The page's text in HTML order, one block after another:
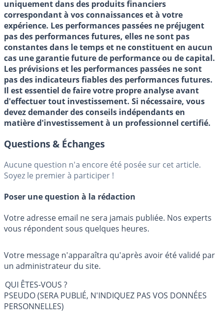
uniquement dans des produits financiers
correspondant à vos connaissances et à votre
expérience. Les performances passées ne préjugent
pas des performances futures, elles ne sont pas
constantes dans le temps et ne constituent en aucun
cas une garantie future de performance ou de capital.
Les prévisions et les performances passées ne sont
pas des indicateurs fiables des performances futures.
Il est essentiel de faire votre propre analyse avant
d'effectuer tout investissement. Si nécessaire, vous
devez demander des conseils indépendants en
matière d'investissement à un professionnel certifié.
Questions & Échanges
Aucune question n'a encore été posée sur cet article.
Soyez le premier à participer !
Poser une question à la rédaction
Votre adresse email ne sera jamais publiée. Nos experts
vous répondent sous quelques heures.
Votre message n'apparaîtra qu'après avoir été validé par
un administrateur du site.
QUI ÊTES-VOUS ?
PSEUDO (SERA PUBLIÉ, N'INDIQUEZ PAS VOS DONNÉES
PERSONNELLES)